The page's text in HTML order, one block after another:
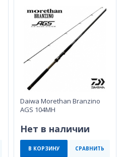
Daiwa Morethan Branzino
AGS 104MH
Нет в наличии
В КОРЗИНУ СРАВНИТЬ